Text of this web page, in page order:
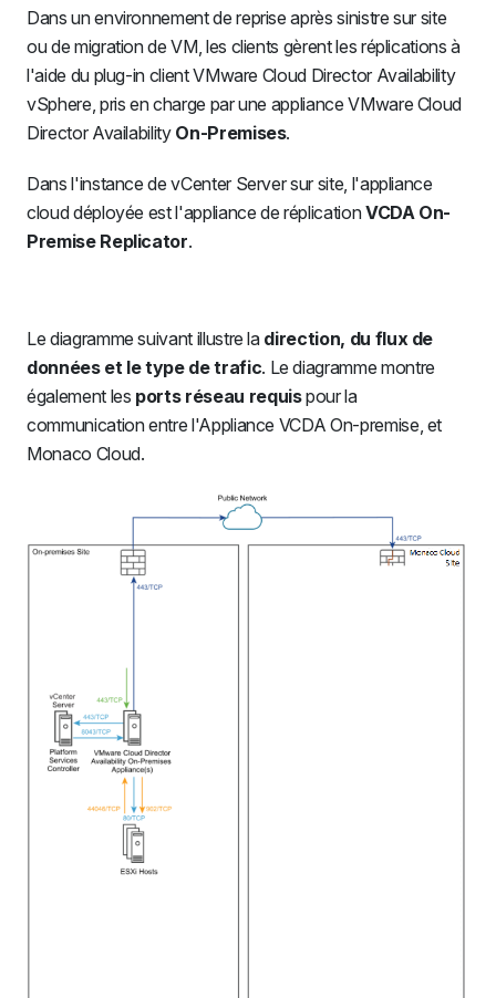
Dans un environnement de reprise après sinistre sur site
ou de migration de VM, les clients gèrent les réplications à
l'aide du plug-in client VMware Cloud Director Availability
vSphere, pris en charge par une appliance VMware Cloud
Director Availability On-Premises.
Dans l'instance de vCenter Server sur site, l'appliance
cloud déployée est l'appliance de réplicationVCDA On-
Premise Replicator.
Le diagramme suivant illustre la direction, du flux de
données et le type de trafic. Le diagramme montre
également les ports réseau requispour la
communication entre l'Appliance VCDA On-premise, et
Monaco Cloud.